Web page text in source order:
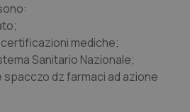
di Trento
& Rettocolite Ulcerosa
mediche;
Sanitario Nazionale;
dz farmaci ad azione